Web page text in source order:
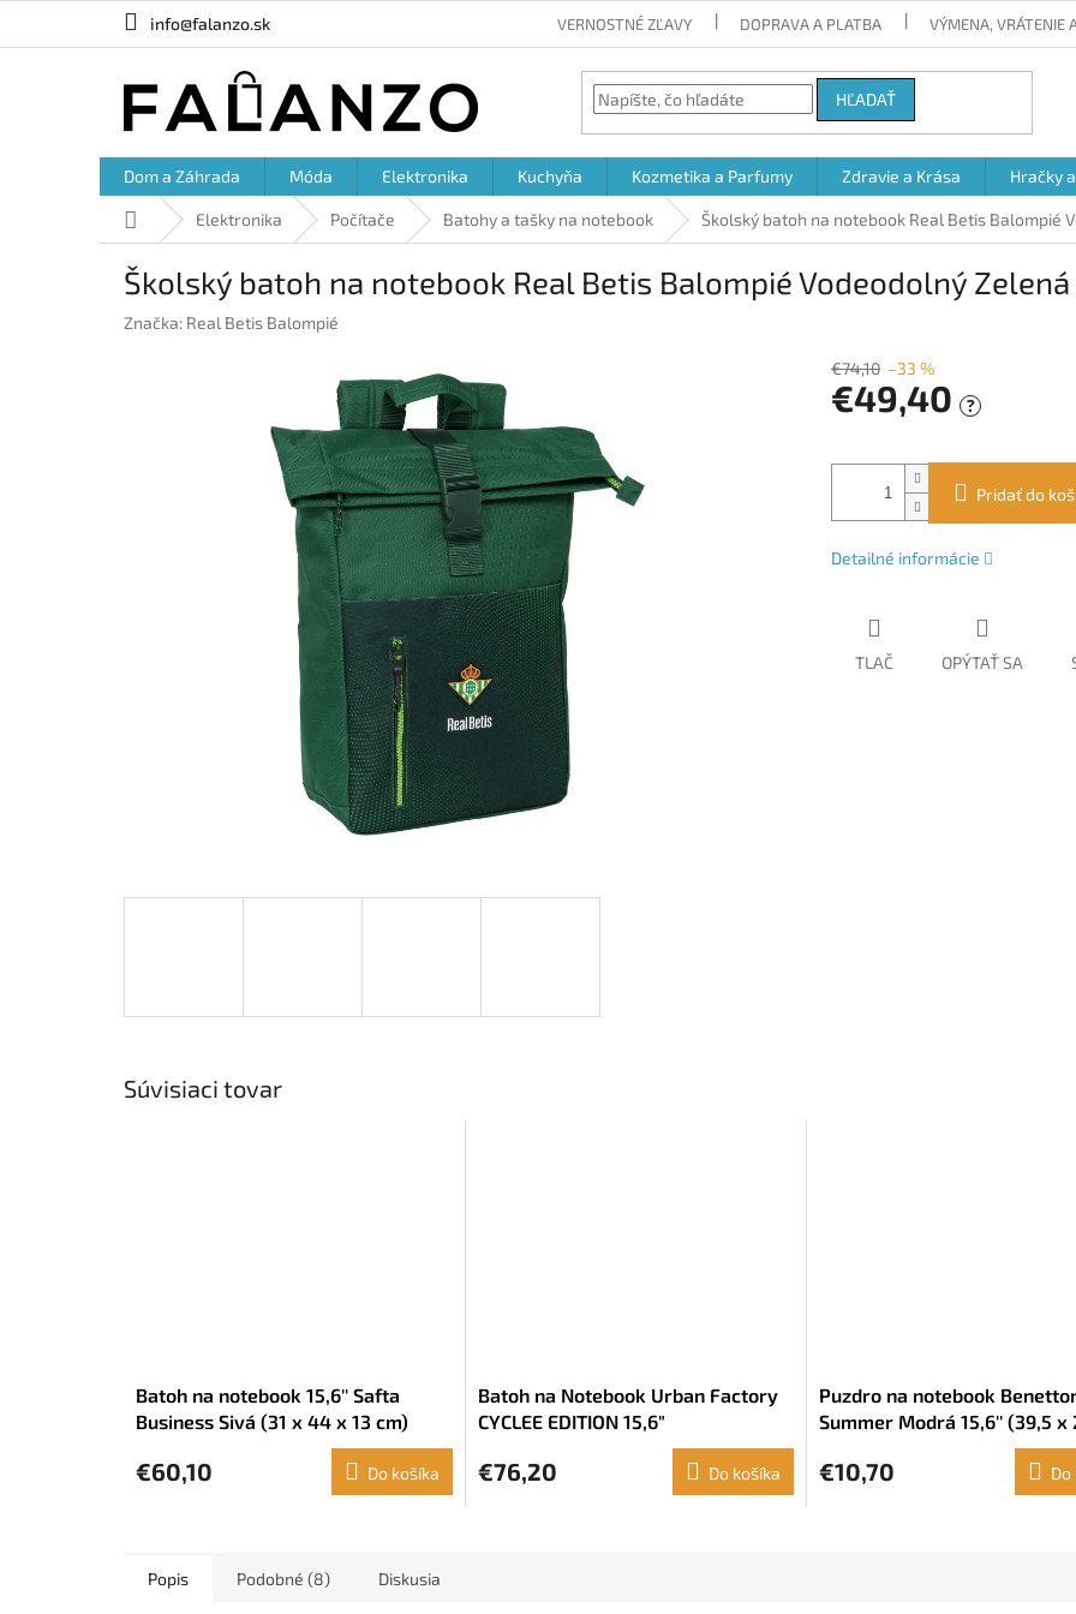
info@falanzo.sk VERNOSTNÉ ZĽAVY DOPRAVA A PLATBA VÝMENA, VRÁTENIE
HĽADAŤ
Dom a Záhrada Móda Elektronika Kuchyňa Kozmetika a Parfumy Zdravie a Krása Hračky
DomovElektronika Počítače Batohy a tašky na notebook Školský batoh na notebook Real Betis Balompié
Školský batoh na notebook Real Betis Balompié Vodeodolný Zelená
Značka: Real Betis Balompié
€74,10 –33 %
€49,40 ?
cena:
Pridať do
Detailné informácie
TLAČ OPÝTAŤ SA
Súvisiaci tovar
Batoh na notebook 15,6'' Safta
Business Sivá (31 x 44 x 13 cm)
€60,10 Do košíka
Batoh na Notebook Urban Factory
CYCLEE EDITION 15,6"
€76,20 Do košíka
Puzdro na notebook
Summer Modrá 15,6'' (39,5 x
€10,70 Do
Popis Podobné (8) Diskusia